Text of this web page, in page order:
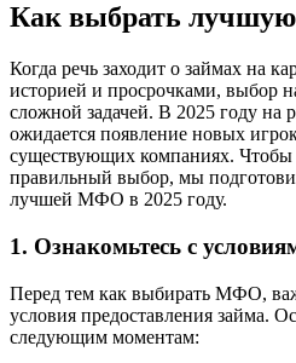
Как выбрать
Когда речь заходит о займах на
историей и просрочками, выбор
сложной задачей. В 2025 году на
ожидается появление новых
существующих компаниях. Чтобы
правильный выбор, мы
лучшей МФО в 2025 году.
1. Ознакомьтесь с
Перед тем как выбирать МФО,
условия предоставления займа.
следующим моментам: